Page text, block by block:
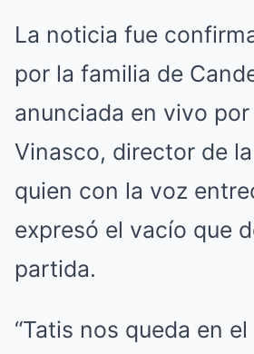
La noticia fue
por la familia de
anunciada en vivo por
Vinasco, director de
quien con la voz
expresó el vacío que
partida.
“Tatis nos queda en